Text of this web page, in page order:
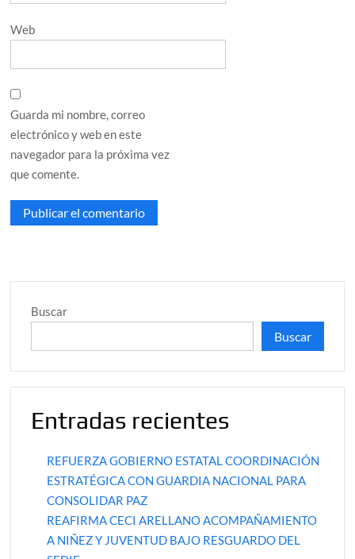
Web
Guarda mi nombre, correo
electrónico y web en este
navegador para la próxima vez
que comente.
Buscar
Buscar
Entradas recientes
REFUERZA GOBIERNO ESTATAL COORDINACIÓN
ESTRATÉGICA CON GUARDIA NACIONAL PARA
CONSOLIDAR PAZ
REAFIRMA CECI ARELLANO ACOMPAÑAMIENTO
A NIÑEZ Y JUVENTUD BAJO RESGUARDO DEL